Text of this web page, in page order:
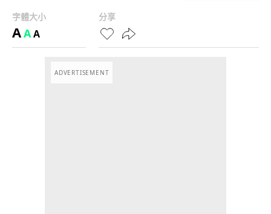
字體大小
AAA
分享
ADVERTISEMENT